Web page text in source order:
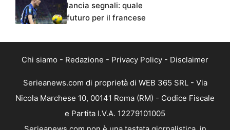
lancia segnali: quale
futuro per il francese
Chi siamo - Redazione - Privacy Policy - Disclaimer
Serieanews.com di proprietà di WEB 365 SRL - Via
Nicola Marchese 10, 00141 Roma (RM) - Codice Fiscale
e Partita I.V.A. 12279101005